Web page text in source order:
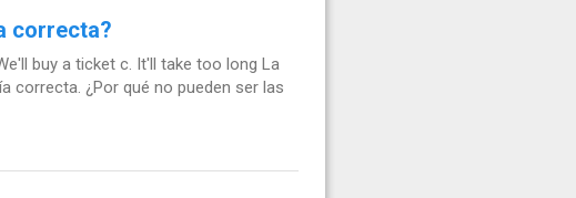
correcta?
buy a ticket c. It'll take too long La
correcta. ¿Por qué no pueden ser las